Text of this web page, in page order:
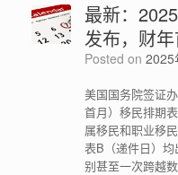
最新：
发布，财
Posted on 2025
美国国务院签证
首月）移民排期
属移民和职业移
表B（递件日）
别甚至一次跨越